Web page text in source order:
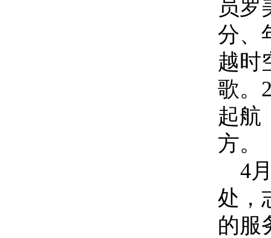
员罗
分、
越时
歌。
起航
方。
4
处，
的服